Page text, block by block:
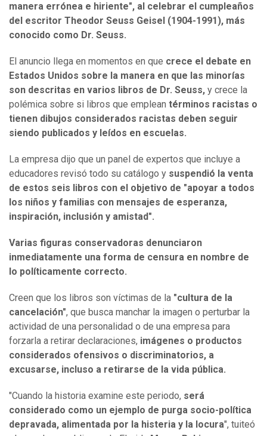
manera errónea e hiriente", al celebrar el cumpleaños
del escritor Theodor Seuss Geisel (1904-1991), más
conocido como Dr. Seuss.
El anuncio llega en momentos en que crece el debate en
Estados Unidos sobre la manera en que las minorías
son descritas en varios libros de Dr. Seuss, y crece la
polémica sobre si libros que emplean términos racistas o
tienen dibujos considerados racistas deben seguir
siendo publicados y leídos en escuelas.
La empresa dijo que un panel de expertos que incluye a
educadores revisó todo su catálogo y suspendió la venta
de estos seis libros con el objetivo de "apoyar a todos
los niños y familias con mensajes de esperanza,
inspiración, inclusión y amistad".
Varias figuras conservadoras denunciaron
inmediatamente una forma de censura en nombre de
lo políticamente correcto.
Creen que los libros son víctimas de la "cultura de la
cancelación", que busca manchar la imagen o perturbar la
actividad de una personalidad o de una empresa para
forzarla a retirar declaraciones, imágenes o productos
considerados ofensivos o discriminatorios, a
excusarse, incluso a retirarse de la vida pública.
"Cuando la historia examine este periodo, será
considerado como un ejemplo de purga socio-política
depravada, alimentada por la histeria y la locura", tuiteó